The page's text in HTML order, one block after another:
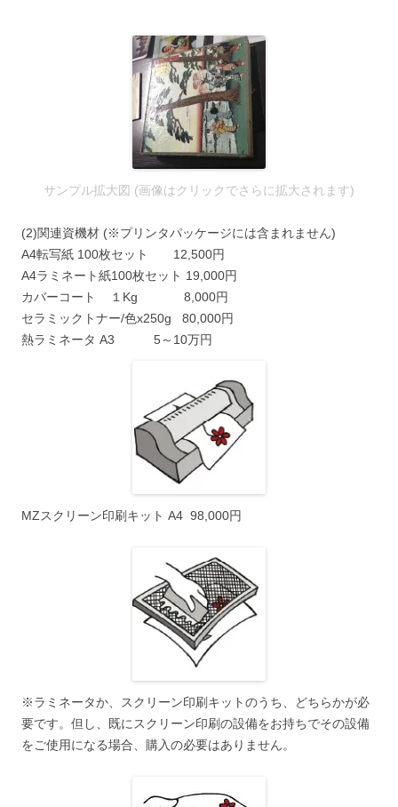
サンプル拡大図 (画像はクリックでさらに拡大されます)
(2)関連資機材 (※プリンタパッケージには含まれません)
A4転写紙 100枚セット 12,500円
A4ラミネート紙100枚セット 19,000円
カバーコート １Kg 8,000円
セラミックトナー/色x250g 80,000円
熱ラミネータ A3 5～10万円
MZスクリーン印刷キット A4 98,000円
※ラミネータか、スクリーン印刷キットのうち、どちらかが必
要です。但し、既にスクリーン印刷の設備をお持ちでその設備
をご使用になる場合、購入の必要はありません。